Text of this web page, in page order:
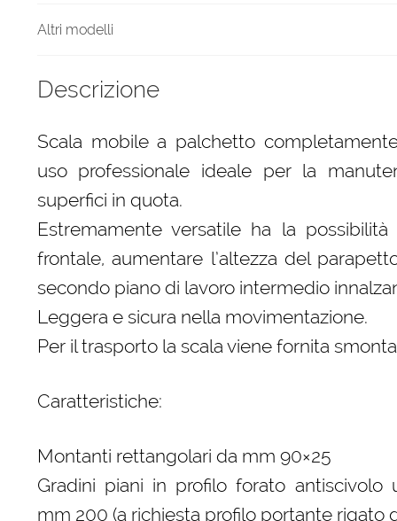
Altri modelli
Descrizione
Scala mobile a palchetto
uso professionale ideale per la
superfici in quota.
Estremamente versatile ha la possibilità
frontale, aumentare l’altezza del
secondo piano di lavoro intermedio
Leggera e sicura nella movimentazione.
Per il trasporto la scala viene fornita
Caratteristiche:
Montanti rettangolari da mm 90×25
Gradini piani in profilo forato antiscivolo
mm 200 (a richiesta profilo portante rigato